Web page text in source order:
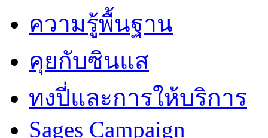
ความรู้พื้นฐาน
คุยกับซินแส
ทงปี่และการให้บริการ
Sages Campaign